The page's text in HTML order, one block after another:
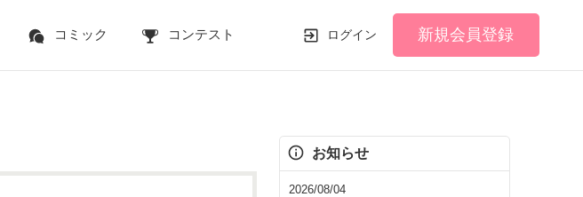
コミック コンテスト ログイン 新規会員登録
お知らせ
2026/08/04